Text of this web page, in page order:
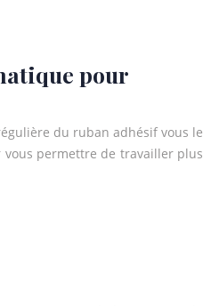
pour
du ruban adhésif vous le
vous permettre de travailler plus